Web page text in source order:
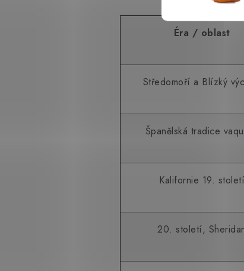
Éra / oblast
Středomoří a Blízký
Španělská tradice
Kalifornie 19. století
20. století,